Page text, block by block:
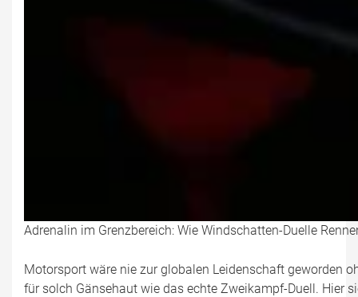
Adrenalin im Grenzbereich: Wie Windschatten-Duelle
Motorsport wäre nie zur globalen Leidenschaft geworden
für solch Gänsehaut wie das echte Zweikampf-Duell. Hier